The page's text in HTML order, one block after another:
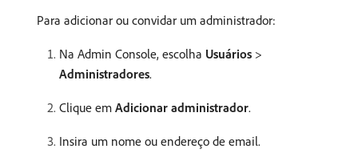
Para adicionar ou convidar um administrador:
Na Admin Console, escolha Usuários >
Administradores.
Clique em Adicionar administrador.
Insira um nome ou endereço de email.